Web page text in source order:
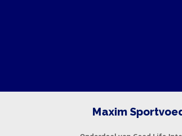
Maxim